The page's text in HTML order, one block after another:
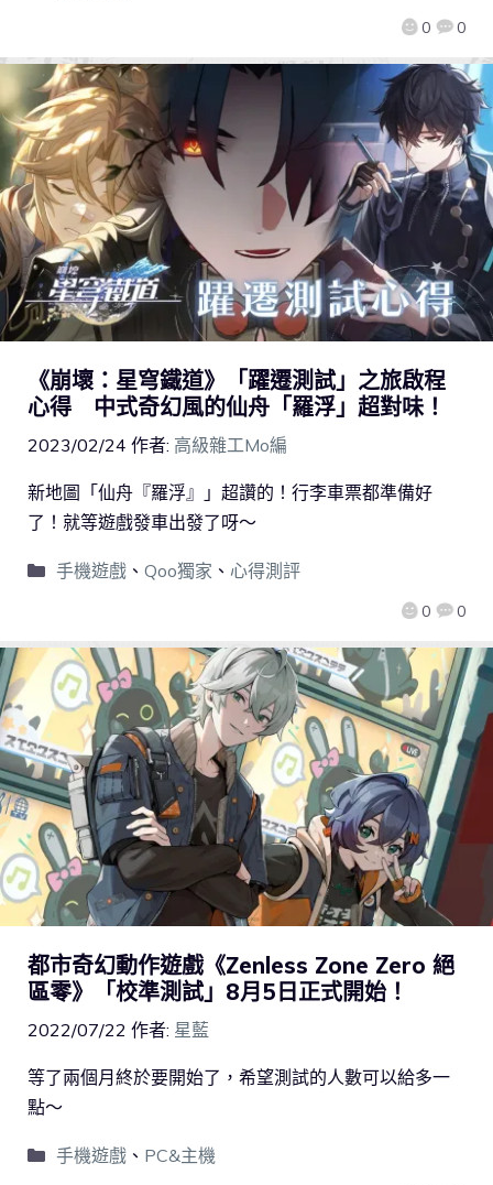
0 0
《崩壞：星穹鐵道》「躍遷測試」之旅啟程
心得 中式奇幻風的仙舟「羅浮」超對味！
2023/02/24 作者: 高級雜工Mo編
0 0
新地圖「仙舟『羅浮』」超讚的！行李車票都準備好
了！就等遊戲發車出發了呀～
手機遊戲、 Qoo獨家 、 心得測評
都市奇幻動作遊戲《Zenless Zone Zero 絕
區零》「校準測試」8月5日正式開始！
2022/07/22 作者: 星藍
等了兩個月終於要開始了，希望測試的人數可以給多一
點～
手機遊戲、 PC&主機